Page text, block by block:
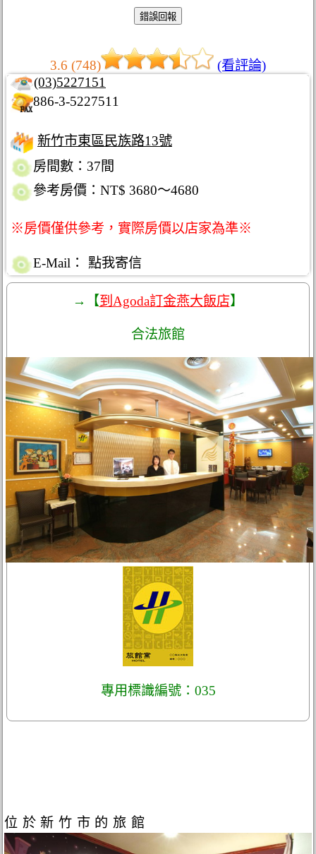
3.6 (748)
(看評論)
(03)5227151
886-3-5227511
新竹市東區民族路13號
房間數：37間
參考房價：NT$ 3680～4680
※房價僅供參考，實際房價以店家為準※
E-Mail： 點我寄信
→【到Agoda訂金燕大飯店】
合法旅館
專用標識編號：035
位於新竹市的旅館